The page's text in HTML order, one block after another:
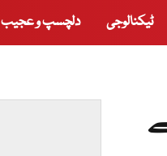
ٹیکنالوجی دلچسپ و عجیب
کے